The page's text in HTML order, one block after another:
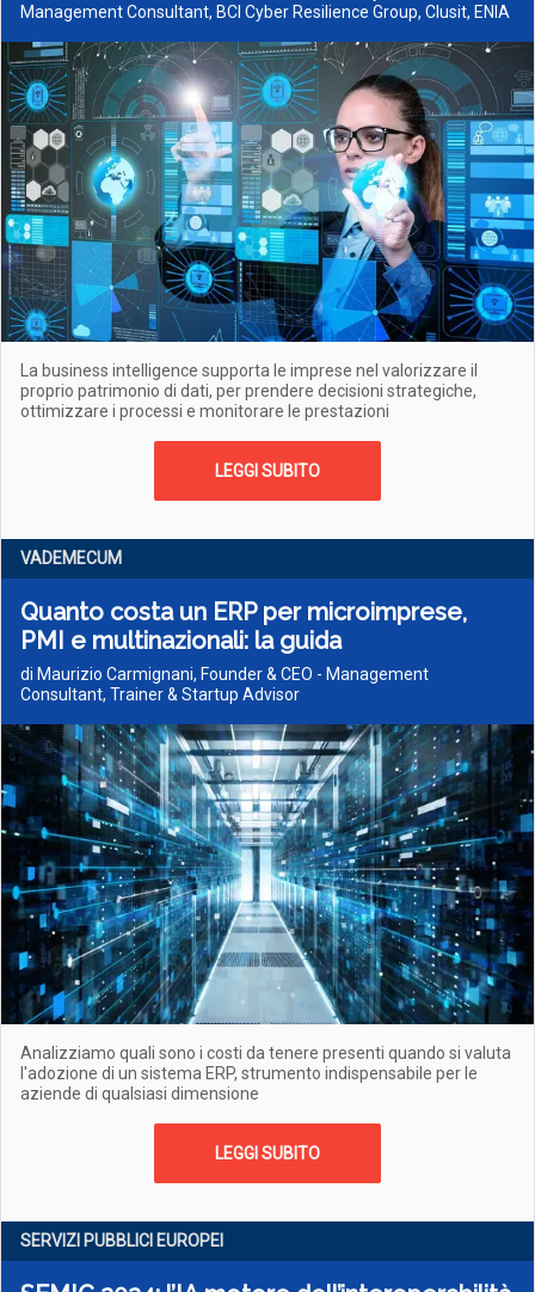
Management Consultant, BCI Cyber Resilience Group, Clusit, ENIA
La business intelligence supporta le imprese nel valorizzare il
proprio patrimonio di dati, per prendere decisioni strategiche,
ottimizzare i processi e monitorare le prestazioni
LEGGI SUBITO
VADEMECUM
Quanto costa un ERP per microimprese,
PMI e multinazionali: la guida
di Maurizio Carmignani, Founder & CEO - Management
Consultant, Trainer & Startup Advisor
Analizziamo quali sono i costi da tenere presenti quando si valuta
l'adozione di un sistema ERP, strumento indispensabile per le
aziende di qualsiasi dimensione
LEGGI SUBITO
SERVIZI PUBBLICI EUROPEI